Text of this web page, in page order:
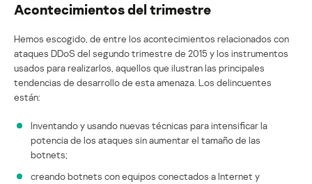
Acontecimientos del trimestre
Hemos escogido, de entre los acontecimientos relacionados con
ataques DDoS del segundo trimestre de 2015 y los instrumentos
usados para realizarlos, aquellos que ilustran las principales
tendencias de desarrollo de esta amenaza. Los delincuentes
están:
Inventando y usando nuevas técnicas para intensificar la
potencia de los ataques sin aumentar el tamaño de las
botnets;
creando botnets con equipos conectados a Internet y